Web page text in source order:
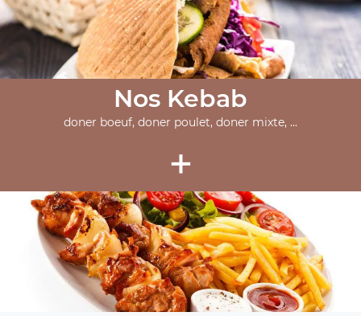
Nos Kebab
doner boeuf, doner poulet, doner mixte, ...
+